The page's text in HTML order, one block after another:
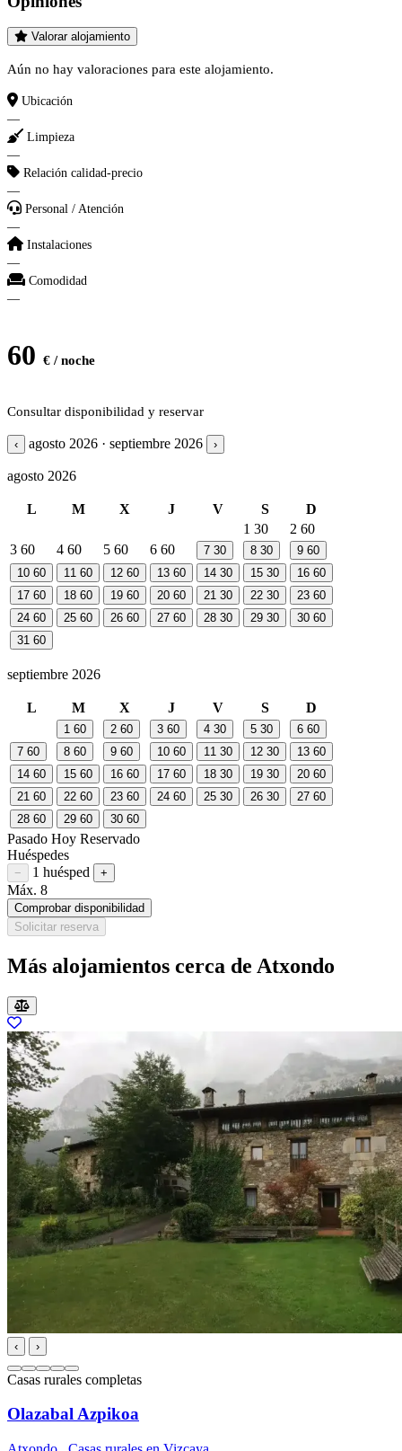
Valorar alojamiento
Aún no hay valoraciones para este alojamiento.
Ubicación
—
Limpieza
—
Relación calidad-precio
—
Personal / Atención
—
Instalaciones
—
Comodidad
—
60 € / noche
Consultar disponibilidad y reservar
‹ agosto 2026 · septiembre 2026 ›
agosto 2026
L M X J V S
D
1 30 2 60
3 60 4 60 5 60 6 60 7 30 8 30 9 60
10 60 11 60 12 60 13 60 14 30 15 30 16 60
17 60 18 60 19 60 20 60 21 30 22 30 23 60
24 60 25 60 26 60 27 60 28 30 29 30 30 60
31 60
septiembre 2026
L M X J V S D
1 60 2 60 3 60 4 30 5 30 6 60
7 60 8 60 9 60 10 60 11 30 12 30 13 60
14 60 15 60 16 60 17 60 18 30 19 30 20 60
21 60 22 60 23 60 24 60 25 30 26 30 27 60
28 60 29 60 30 60
Pasado Hoy Reservado
Huéspedes
Restar huésped
− 1 huésped Sumar huésped
+
Máx. 8
Comprobar disponibilidad
Solicitar reserva
Más alojamientos cerca de Atxondo
‹ ›
Casas rurales completas
Olazabal Azpikoa